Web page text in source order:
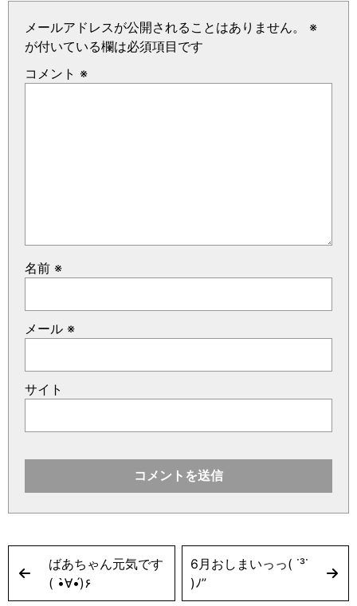
メールアドレスが公開されることはありません。
※
が付いている欄は必須項目です
コメント ※
名前 ※
メール ※
サイト
ばあちゃん元気です
( •̀∀•́)۶
6月おしまいっっ( ˙³˙
)ﾉ”